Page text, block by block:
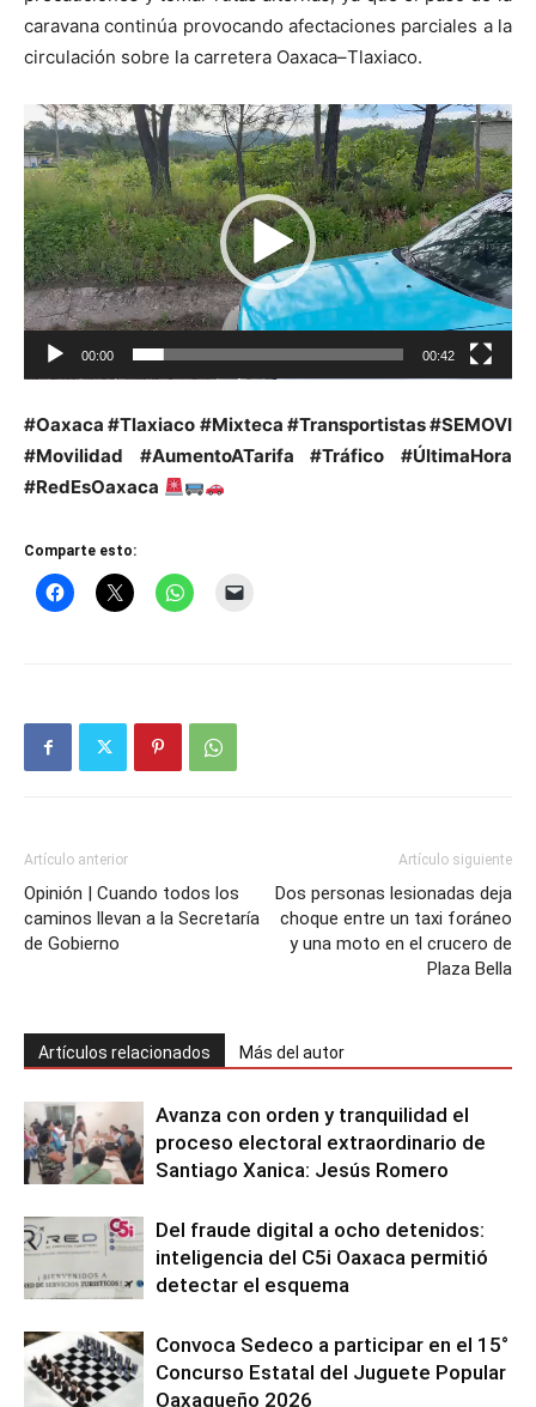
caravana continúa provocando afectaciones parciales a la
circulación sobre la carretera Oaxaca–Tlaxiaco.
Reproductor
de
vídeo
00:00 00:42
#Oaxaca #Tlaxiaco #Mixteca #Transportistas #SEMOVI
#Movilidad #AumentoATarifa #Tráfico #ÚltimaHora
#RedEsOaxaca
Comparte esto:
Artículo anterior
Opinión | Cuando todos los
caminos llevan a la Secretaría
de Gobierno
Artículo siguiente
Dos personas lesionadas deja
choque entre un taxi foráneo
y una moto en el crucero de
Plaza Bella
Artículos relacionados Más del autor
Avanza con orden y tranquilidad el
proceso electoral extraordinario de
Santiago Xanica: Jesús Romero
Del fraude digital a ocho detenidos:
inteligencia del C5i Oaxaca permitió
detectar el esquema
Convoca Sedeco a participar en el 15°
Concurso Estatal del Juguete Popular
Oaxaqueño 2026